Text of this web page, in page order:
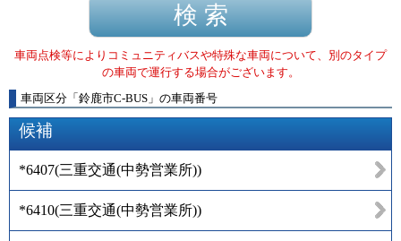
車両点検等によりコミュニティバスや特殊な車両について、別のタイプ
の車両で運行する場合がございます。
車両区分 「 鈴鹿市C-BUS 」 の車両番号
候補
*6407(三重交通(中勢営業所))
*6410(三重交通(中勢営業所))